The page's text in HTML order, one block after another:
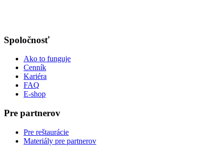
Spoločnosť
Ako to funguje
Cenník
Kariéra
FAQ
E-shop
Pre partnerov
Pre reštaurácie
Materiály pre partnerov